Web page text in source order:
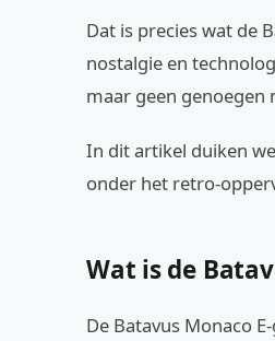
Dat is precies wat de
nostalgie en
maar geen
In dit artikel duiken
onder het retro-
Wat is de
De Batavus Monaco